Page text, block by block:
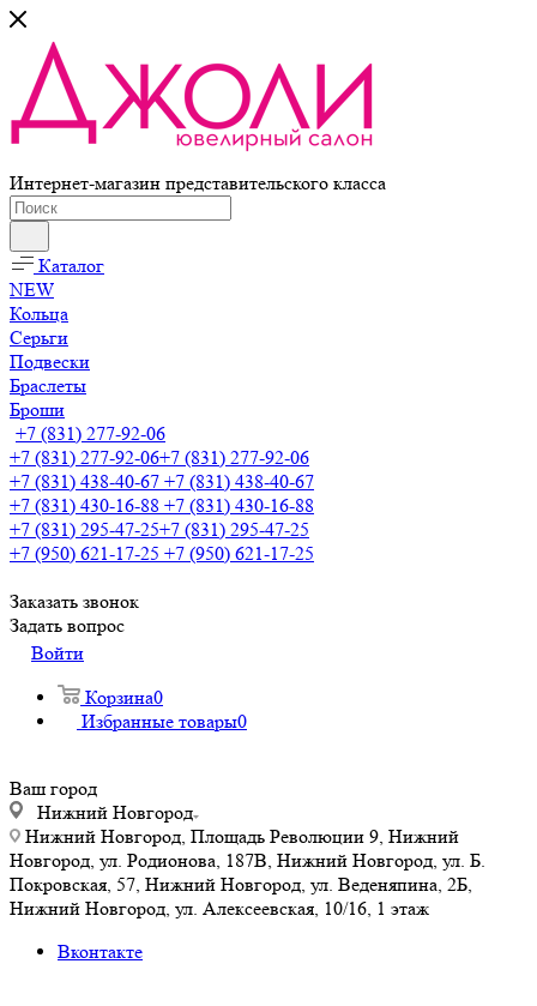
Интернет-магазин представительского класса
Каталог
NEW
Кольца
Серьги
Подвески
Браслеты
Броши
+7 (831) 277-92-06
+7 (831) 277-92-06+7 (831) 277-92-06
+7 (831) 438-40-67 +7 (831) 438-40-67
+7 (831) 430-16-88 +7 (831) 430-16-88
+7 (831) 295-47-25+7 (831) 295-47-25
+7 (950) 621-17-25 +7 (950) 621-17-25
Заказать звонок
Задать вопрос
Войти
Корзина0
Избранные товары0
Ваш город
Нижний Новгород
Нижний Новгород, Площадь Революции 9, Нижний
Новгород, ул. Родионова, 187В, Нижний Новгород, ул. Б.
Покровская, 57, Нижний Новгород, ул. Веденяпина, 2Б,
Нижний Новгород, ул. Алексеевская, 10/16, 1 этаж
Вконтакте